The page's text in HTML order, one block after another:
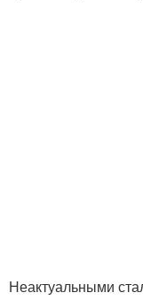
Неактуальными